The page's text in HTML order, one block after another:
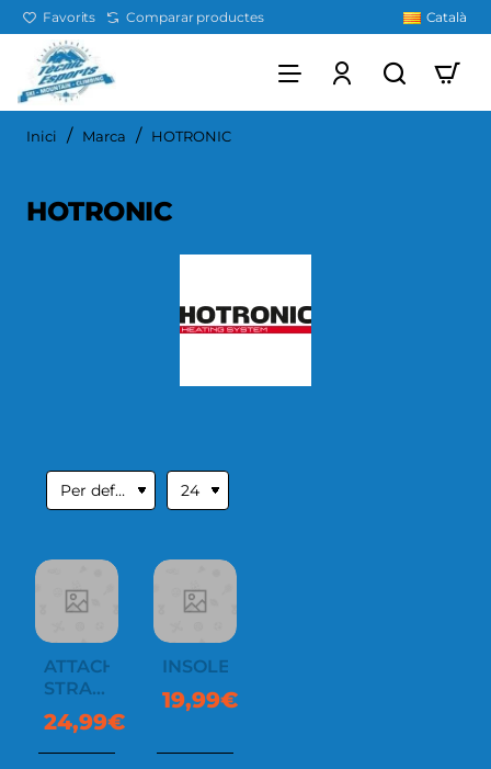
Favorits Comparar productes Català
Inici homeMarca HOTRONIC
HOTRONIC
ATTACHMENT
STRAPS
XLP
24,99€
INSOLES
19,99€